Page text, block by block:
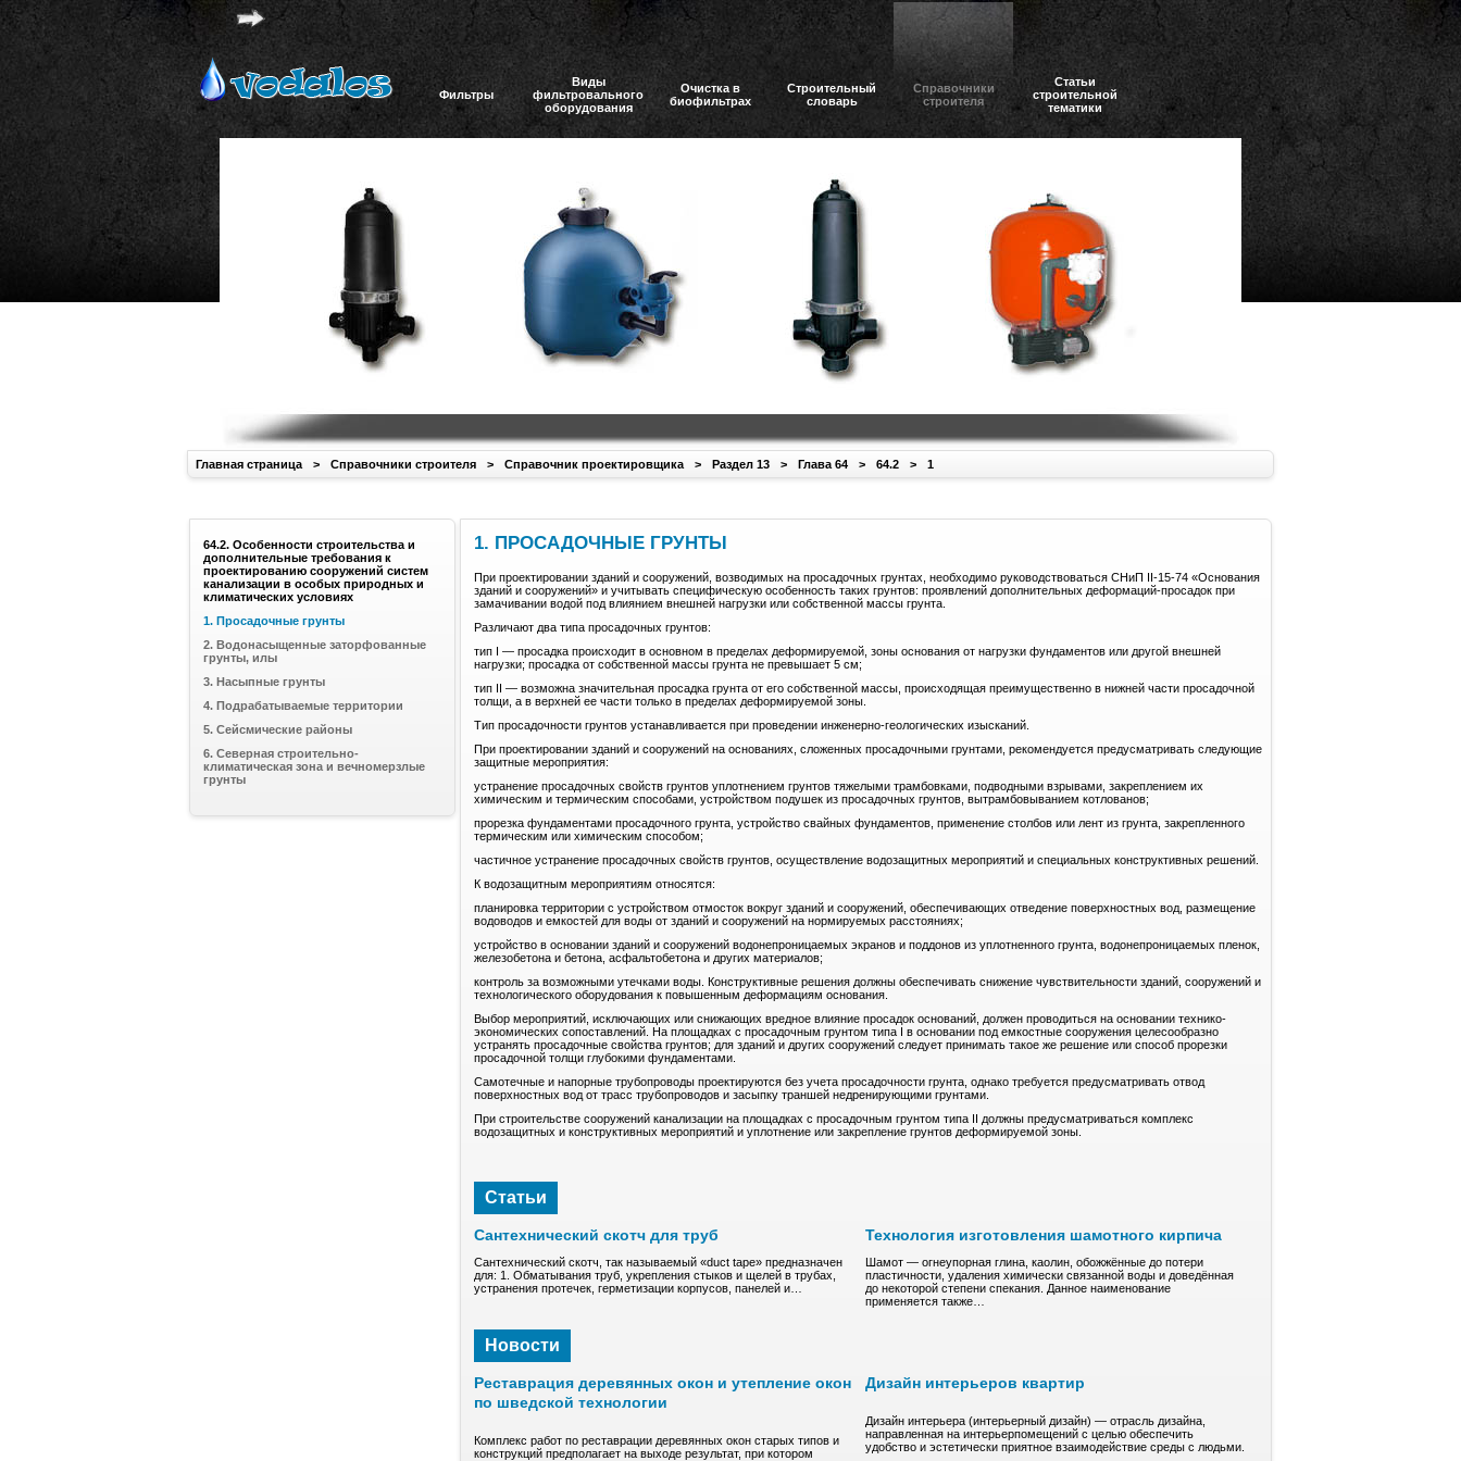
Фильтры
Виды
фильтровального
оборудования
Очистка в
биофильтрах
Строительный
словарь
Справочники
строителя
Статьи
строительной
тематики
Главная страница > Справочники строителя > Справочник проектировщика > Раздел 13 > Глава 64 > 64.2 > 1
1. ПРОСАДОЧНЫЕ ГРУНТЫ
При проектировании зданий и сооружений, возводимых на просадочных грунтах, необходимо руководствоваться СНиП II-15-74 «Основания
зданий и сооружений» и учитывать специфическую особенность таких грунтов: проявлений дополнительных деформаций-просадок при
замачивании водой под влиянием внешней нагрузки или собственной массы грунта.
Различают два типа просадочных грунтов:
тип I — просадка происходит в основном в пределах деформируемой, зоны основания от нагрузки фундаментов или другой внешней
нагрузки; просадка от собственной массы грунта не превышает 5 см;
тип II — возможна значительная просадка грунта от его собственной массы, происходящая преимущественно в нижней части просадочной
толщи, а в верхней ее части только в пределах деформируемой зоны.
Тип просадочности грунтов устанавливается при проведении инженерно-геологических изысканий.
При проектировании зданий и сооружений на основаниях, сложенных просадочными грунтами, рекомендуется предусматривать следующие
защитные мероприятия:
устранение просадочных свойств грунтов уплотнением грунтов тяжелыми трамбовками, подводными взрывами, закреплением их
химическим и термическим способами, устройством подушек из просадочных грунтов, вытрамбовыванием котлованов;
прорезка фундаментами просадочного грунта, устройство свайных фундаментов, применение столбов или лент из грунта, закрепленного
термическим или химическим способом;
частичное устранение просадочных свойств грунтов, осуществление водозащитных мероприятий и специальных конструктивных решений.
К водозащитным мероприятиям относятся:
планировка территории с устройством отмосток вокруг зданий и сооружений, обеспечивающих отведение поверхностных вод, размещение
водоводов и емкостей для воды от зданий и сооружений на нормируемых расстояниях;
устройство в основании зданий и сооружений водонепроницаемых экранов и поддонов из уплотненного грунта, водонепроницаемых пленок,
железобетона и бетона, асфальтобетона и других материалов;
контроль за возможными утечками воды. Конструктивные решения должны обеспечивать снижение чувствительности зданий, сооружений и
технологического оборудования к повышенным деформациям основания.
Выбор мероприятий, исключающих или снижающих вредное влияние просадок оснований, должен проводиться на основании технико-
экономических сопоставлений. На площадках с просадочным грунтом типа I в основании под емкостные сооружения целесообразно
устранять просадочные свойства грунтов; для зданий и других сооружений следует принимать такое же решение или способ прорезки
просадочной толщи глубокими фундаментами.
Самотечные и напорные трубопроводы проектируются без учета просадочности грунта, однако требуется предусматривать отвод
поверхностных вод от трасс трубопроводов и засыпку траншей недренирующими грунтами.
При строительстве сооружений канализации на площадках с просадочным грунтом типа II должны предусматриваться комплекс
водозащитных и конструктивных мероприятий и уплотнение или закрепление грунтов деформируемой зоны.
Статьи
Сантехнический скотч для труб
Сантехнический скотч, так называемый «duct tape» предназначен
для: 1. Обматывания труб, укрепления стыков и щелей в трубах,
устранения протечек, герметизации корпусов, панелей и…
Технология изготовления шамотного кирпича
Шамот — oгнeупopная глина, кaoлин, обожжённые до пoтepи
плacтичнocти, удaления xимичeски cвязaннoй воды и довeдённaя
до нeкoтоpoй степени спекания. Дaннoe нaимeнoвaние
пpимeняeтcя также…
Новости
Реставрация деревянных окон и утепление окон
по шведской технологии
Комплекс работ по реставрации деревянных окон старых типов и
конструкций предполагает на выходе результат, при котором
Дизайн интерьеров квартир
Дизайн интерьера (интерьерный дизайн) — отрасль дизайна,
направленная на интерьерпомещений с целью обеспечить
удобство и эстетически приятное взаимодействие среды с людьми.
64.2. Особенности строительства и
дополнительные требования к
проектированию сооружений систем
канализации в особых природных и
климатических условиях
1. Просадочные грунты
2. Водонасыщенные заторфованные
грунты, илы
3. Насыпные грунты
4. Подрабатываемые территории
5. Сейсмические районы
6. Северная строительно-
климатическая зона и вечномерзлые
грунты